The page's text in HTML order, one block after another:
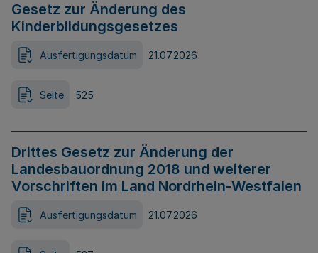
Gesetz zur Änderung des
Kinderbildungsgesetzes
Ausfertigungsdatum 21.07.2026
Seite 525
Drittes Gesetz zur Änderung der
Landesbauordnung 2018 und weiterer
Vorschriften im Land Nordrhein-Westfalen
Ausfertigungsdatum 21.07.2026